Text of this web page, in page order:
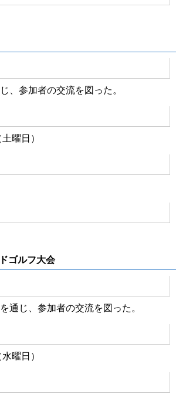
、参加者の交流を図った。
曜日）
ゴルフ大会
通じ、参加者の交流を図った。
曜日）